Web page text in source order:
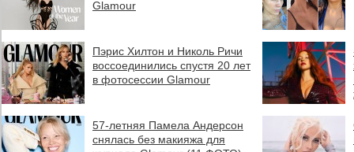
Glamour
Пэрис Хилтон и Николь Ричи
воссоединились спустя 20 лет
в фотосессии Glamour
57-летняя Памела Андерсон
снялась без макияжа для